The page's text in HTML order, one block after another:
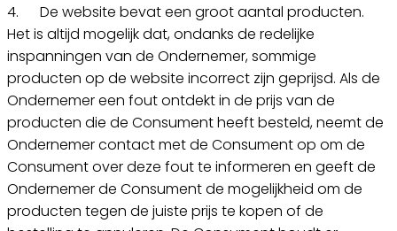
4. De website bevat een groot aantal producten.
Het is altijd mogelijk dat, ondanks de redelijke
inspanningen van de Ondernemer, sommige
producten op de website incorrect zijn geprijsd. Als de
Ondernemer een fout ontdekt in de prijs van de
producten die de Consument heeft besteld, neemt de
Ondernemer contact met de Consument op om de
Consument over deze fout te informeren en geeft de
Ondernemer de Consument de mogelijkheid om de
producten tegen de juiste prijs te kopen of de